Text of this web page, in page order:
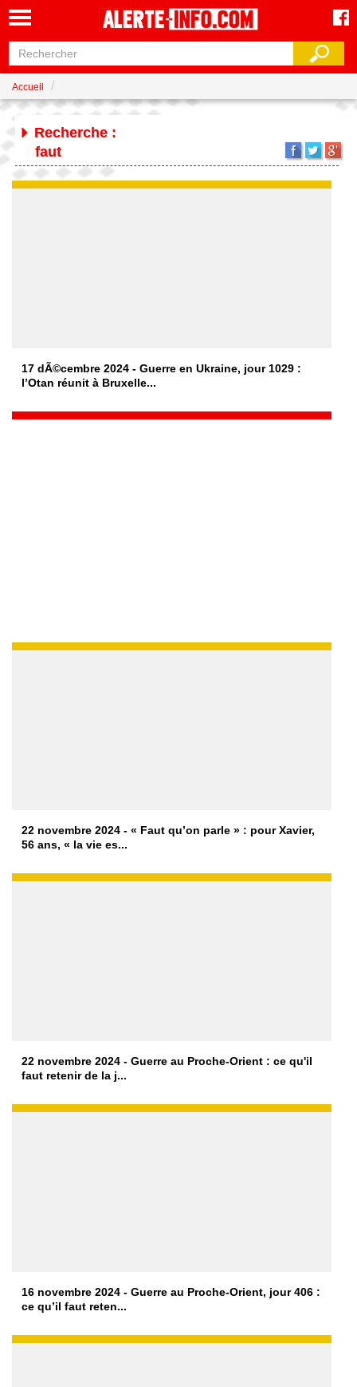
Accueil
Recherche :
faut
17 dÃ©cembre 2024 - Guerre en Ukraine, jour 1029 :
l’Otan réunit à Bruxelle...
22 novembre 2024 - « Faut qu’on parle » : pour Xavier,
56 ans, « la vie es...
22 novembre 2024 - Guerre au Proche-Orient : ce qu'il
faut retenir de la j...
16 novembre 2024 - Guerre au Proche-Orient, jour 406 :
ce qu’il faut reten...